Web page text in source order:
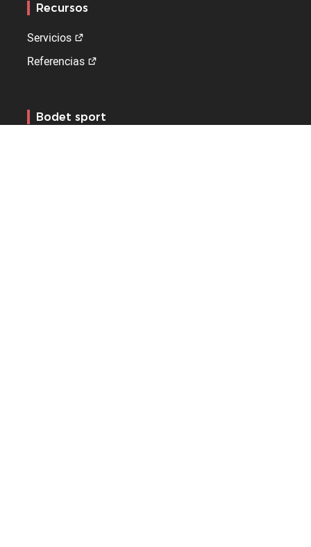
Recursos
Servicios
Referencias
Bodet sport